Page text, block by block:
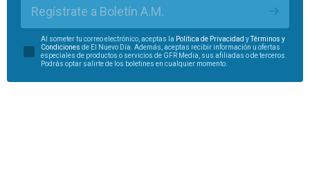
Regístrate a Boletín A.M.
Al someter tu correo electrónico, aceptas la Política de Privacidad yTérminos y
Condiciones de El Nuevo Día. Además, aceptas recibir información u ofertas
especiales de productos o servicios de GFR Media, sus afiliadas o de terceros.
Podrás optar salirte de los boletines en cualquier momento.